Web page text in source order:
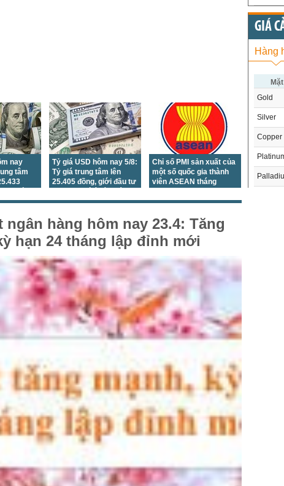
nay
tâm
Tỷ giá USD hôm nay 5/8:
Tỷ giá trung tâm lên
25.405 đồng, giới đầu tư
cáo việc làm Mỹ
Chỉ số PMI sản xuất của
một số quốc gia thành
viên ASEAN tháng
ngân hàng hôm nay 23.4: Tăng
hạn 24 tháng lập đỉnh mới
GIÁ
Hàng
Gold
Silver
Copper